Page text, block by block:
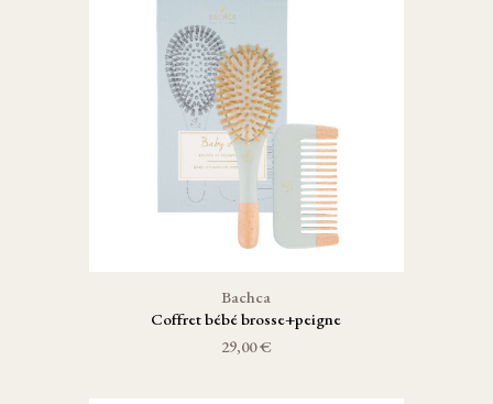
Bachca
Coffret bébé brosse+peigne
29,00 €